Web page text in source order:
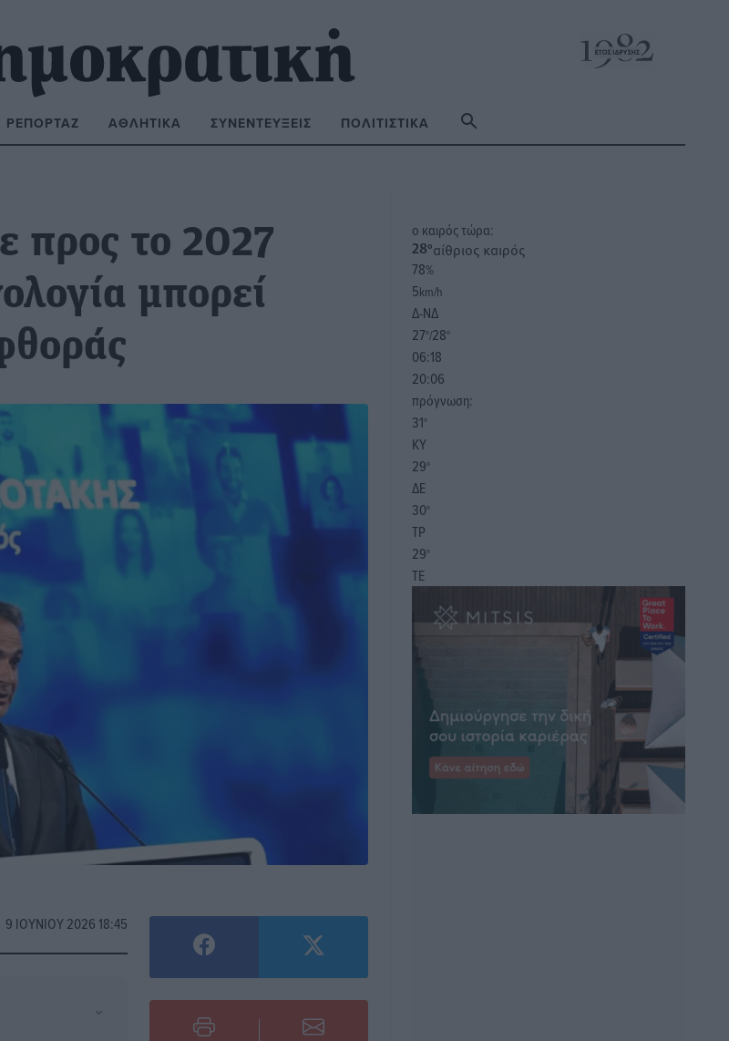
ΡΕΠΟΡΤΆΖ ΑΘΛΗΤΙΚΆ ΣΥΝΕΝΤΕΎΞΕΙΣ ΠΟΛΙΤΙΣΤΙΚΆ
προς το 2027
μπορεί
9 ΙΟΥΝΊΟΥ 2026 18:45
⌄
o καιρός τώρα:
28°αίθριος καιρός
78%
5km/h
Δ-ΝΔ
27°/28°
06:18
20:06
πρόγνωση:
31°
ΚΥ
29°
ΔΕ
30°
ΤΡ
29°
ΤΕ